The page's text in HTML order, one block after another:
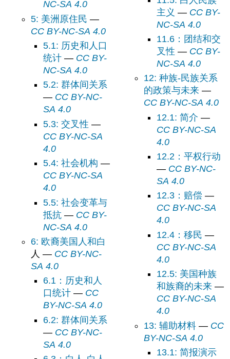
NC-SA 4.0
5: 美洲原住民 —
CC BY-NC-SA 4.0
5.1: 历史和人口
统计 — CC BY-
NC-SA 4.0
5.2: 群体间关系
— CC BY-NC-
SA 4.0
5.3: 交叉性 —
CC BY-NC-SA
4.0
5.4: 社会机构 —
CC BY-NC-SA
4.0
5.5: 社会变革与
抵抗 — CC BY-
NC-SA 4.0
6: 欧裔美国人和白
人 — CC BY-NC-
SA 4.0
6.1：历史和人
口统计 — CC
BY-NC-SA 4.0
6.2: 群体间关系
— CC BY-NC-
SA 4.0
主义 — CC BY-
NC-SA 4.0
11.6：团结和交
叉性 — CC BY-
NC-SA 4.0
12: 种族-民族关系
的政策与未来 —
CC BY-NC-SA 4.0
12.1: 简介 —
CC BY-NC-SA
4.0
12.2：平权行动
— CC BY-NC-
SA 4.0
12.3：赔偿—
CC BY-NC-SA
4.0
12.4：移民 —
CC BY-NC-SA
4.0
12.5: 美国种族
和族裔的未来—
CC BY-NC-SA
4.0
13: 辅助材料 — CC
BY-NC-SA 4.0
13.1: 简报演示